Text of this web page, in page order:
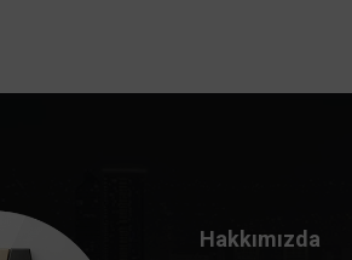
Hakkımızda